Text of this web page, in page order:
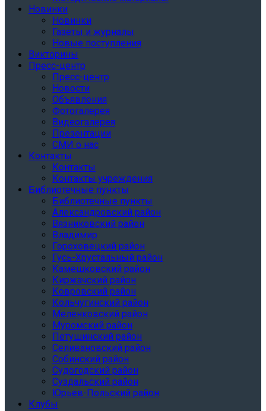
Новинки
Новинки
Газеты и журналы
Новые поступления
Викторины
Пресс-центр
Пресс-центр
Новости
Объявления
Фотогалерея
Видеогалерея
Презентации
СМИ о нас
Контакты
Контакты
Контакты учреждения
Библиотечные пункты
Библиотечные пункты
Александровский район
Вязниковский район
Владимир
Гороховецкий район
Гусь-Хрустальный район
Камешковский район
Киржачский район
Ковровский район
Кольчугинский район
Меленковский район
Муромский район
Петушинский район
Селивановский район
Собинский район
Судогодский район
Суздальский район
Юрьев-Польский район
Клубы